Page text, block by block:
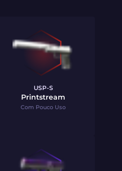
USP-S
Printstream
Com Pouco Uso